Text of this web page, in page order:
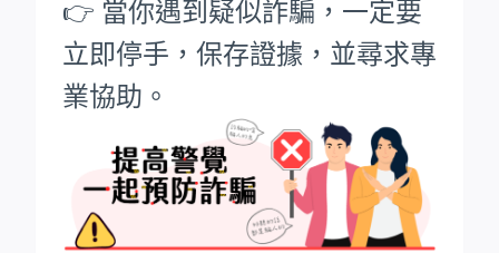
👉 當你遇到疑似詐騙，一定要
立即停手，保存證據，並尋求專
業協助。